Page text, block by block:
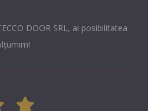
DOOR SRL, ai posibilitatea